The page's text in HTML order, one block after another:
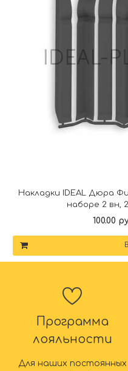
Накладки IDEAL Дюра
наборе 2 вн,
100.00
Программа
лояльности
Для наших постоянных